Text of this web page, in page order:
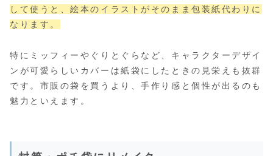
して使うと、絵本のイラストがそのまま包装紙代わりに
なります。
特にミッフィーやぐりとぐらなど、キャラクターデザイ
ンが可愛らしいカバーは紙袋にしたときの見栄えも抜群
です。市販の袋を買うより、手作り感と個性が出るのも
魅力といえます。